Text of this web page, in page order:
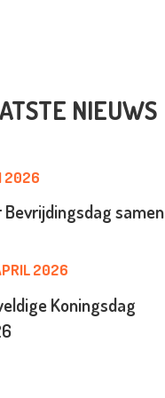
NIEUWS
2026
Bevrijdingsdag samen
2026
Koningsdag